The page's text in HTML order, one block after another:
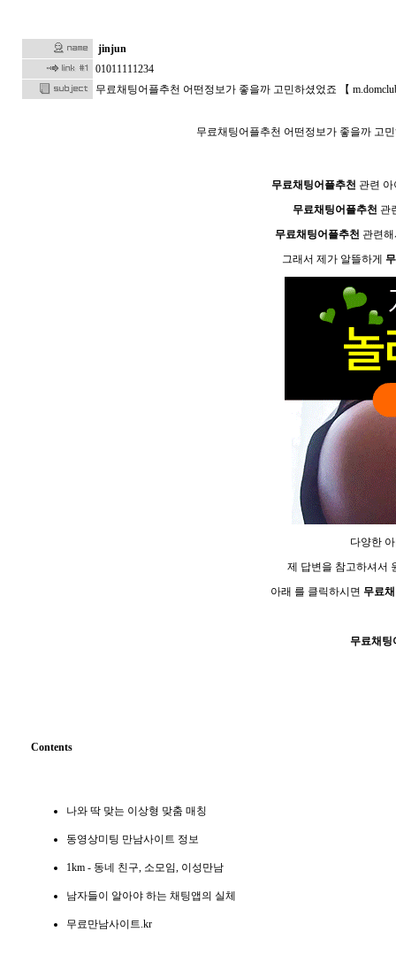
jinjun
01011111234
무료채팅어플추천 어떤정보가 좋을까 고민하셨었죠 【
무료채팅어플추천 어떤정보가 좋을까 고
무료채팅어플추천 관련
무료채팅어플추천 관
무료채팅어플추천 관련
그래서 제가 알뜰하게
다양한
제 답변을 참고하셔서
아래 를 클릭하시면 무료
무료채팅
Contents
나와 딱 맞는 이상형 맞춤 매칭
동영상미팅 만남사이트 정보
1km - 동네 친구, 소모임, 이성만남
남자들이 알아야 하는 채팅앱의 실체
무료만남사이트.kr